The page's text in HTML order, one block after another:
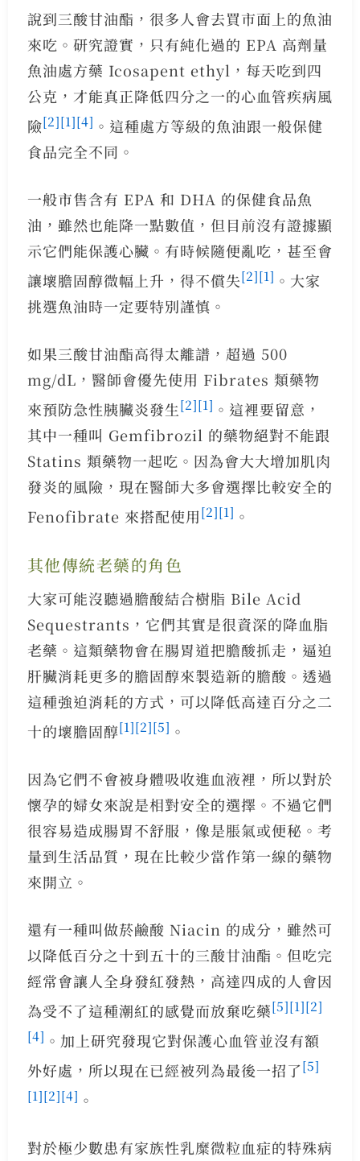
說到三酸甘油酯，很多人會去買市面上的魚油
來吃。研究證實，只有純化過的 EPA 高劑量
魚油處方藥 Icosapent ethyl，每天吃到四
公克，才能真正降低四分之一的心血管疾病風
險[2][1][4] 。這種處方等級的魚油跟一般保健
食品完全不同。
一般市售含有 EPA 和 DHA 的保健食品魚
油，雖然也能降一點數值，但目前沒有證據顯
示它們能保護心臟。有時候隨便亂吃，甚至會
讓壞膽固醇微幅上升，得不償失[2][1] 。大家
挑選魚油時一定要特別謹慎。
如果三酸甘油酯高得太離譜，超過 500
mg/dL，醫師會優先使用 Fibrates 類藥物
來預防急性胰臟炎發生[2][1] 。這裡要留意，
其中一種叫 Gemfibrozil 的藥物絕對不能跟
Statins 類藥物一起吃。因為會大大增加肌肉
發炎的風險，現在醫師大多會選擇比較安全的
Fenofibrate 來搭配使用[2][1] 。
其他傳統老藥的角色
大家可能沒聽過膽酸結合樹脂 Bile Acid
Sequestrants，它們其實是很資深的降血脂
老藥。這類藥物會在腸胃道把膽酸抓走，逼迫
肝臟消耗更多的膽固醇來製造新的膽酸。透過
這種強迫消耗的方式，可以降低高達百分之二
十的壞膽固醇[1][2][5] 。
因為它們不會被身體吸收進血液裡，所以對於
懷孕的婦女來說是相對安全的選擇。不過它們
很容易造成腸胃不舒服，像是脹氣或便秘。考
量到生活品質，現在比較少當作第一線的藥物
來開立。
還有一種叫做菸鹼酸 Niacin 的成分，雖然可
以降低百分之十到五十的三酸甘油酯。但吃完
經常會讓人全身發紅發熱，高達四成的人會因
為受不了這種潮紅的感覺而放棄吃藥[5][1][2]
[4] 。加上研究發現它對保護心血管並沒有額
外好處，所以現在已經被列為最後一招了[5]
[1][2][4] 。
對於極少數患有家族性乳糜微粒血症的特殊病